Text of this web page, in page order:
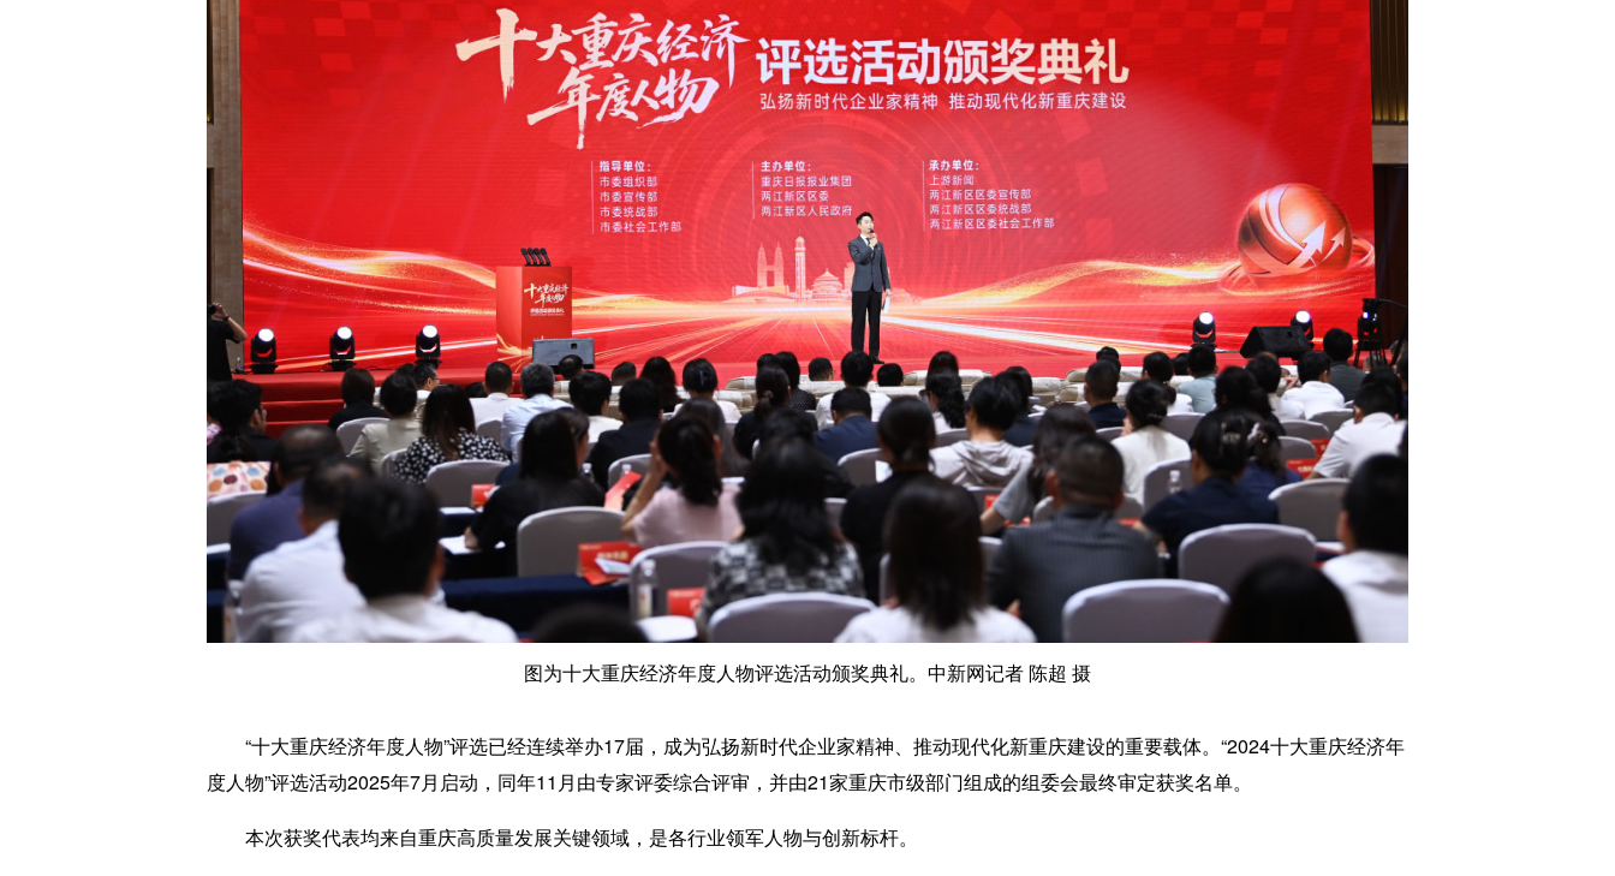
图为十大重庆经济年度人物评选活动颁奖典礼。中新网记者 陈超 摄
“十大重庆经济年度人物”评选已经连续举办17届，成为弘扬新时代企业家精神、推动现代化新重庆建设的重要载体。“2024十大重庆经济年
度人物”评选活动2025年7月启动，同年11月由专家评委综合评审，并由21家重庆市级部门组成的组委会最终审定获奖名单。
本次获奖代表均来自重庆高质量发展关键领域，是各行业领军人物与创新标杆。